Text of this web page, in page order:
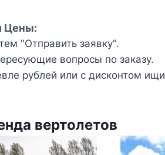
Цены:
"Отправить заявку".
вопросы по заказу.
рублей или с дисконтом
вертолетов